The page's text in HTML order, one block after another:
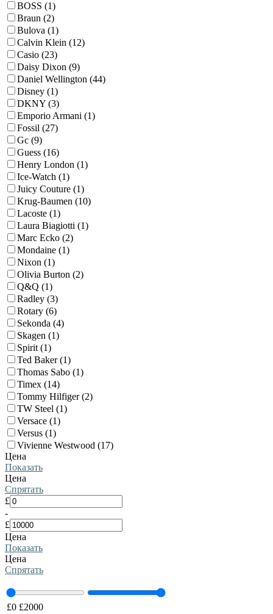
BOSS (1)
Braun (2)
Bulova (1)
Calvin Klein (12)
Casio (23)
Daisy Dixon (9)
Daniel Wellington (44)
Disney (1)
DKNY (3)
Emporio Armani (1)
Fossil (27)
Gc (9)
Guess (16)
Henry London (1)
Ice-Watch (1)
Juicy Couture (1)
Krug-Baumen (10)
Lacoste (1)
Laura Biagiotti (1)
Marc Ecko (2)
Mondaine (1)
Nixon (1)
Olivia Burton (2)
Q&Q (1)
Radley (3)
Rotary (6)
Sekonda (4)
Skagen (1)
Spirit (1)
Ted Baker (1)
Thomas Sabo (1)
Timex (14)
Tommy Hilfiger (2)
TW Steel (1)
Versace (1)
Versus (1)
Vivienne Westwood (17)
Цена
Показать
Цена
Спрятать
£
-
£
Цена
Показать
Цена
Спрятать
£0 £2000